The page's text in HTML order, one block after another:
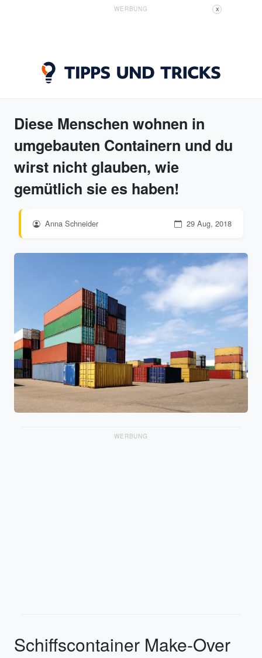
WERBUNG X
Diese Menschen wohnen in
umgebauten Containern und du
wirst nicht glauben, wie
gemütlich sie es haben!
Anna Schneider 29 Aug, 2018
WERBUNG
Schiffscontainer Make-Over